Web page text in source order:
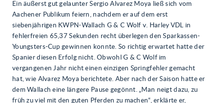
Ein äußerst gut gelaunter Sergio Alvarez Moya ließ sich vom
Aachener Publikum feiern, nachdem er auf dem erst
siebenjährigen KWPN-Wallach G & C Wolf v. Harley VDL in
fehlerfreien 65,37 Sekunden recht überlegen den Sparkassen-
Youngsters-Cup gewinnen konnte. So richtig erwartet hatte der
Spanier diesen Erfolg nicht. Obwohl G & C Wolf im
vergangenen Jahr nicht einen einzigen Springfehler gemacht
hat, wie Alvarez Moya berichtete. Aber nach der Saison hatte er
dem Wallach eine längere Pause gegönnt. „Man neigt dazu, zu
früh zu viel mit den guten Pferden zu machen“, erklärte er,